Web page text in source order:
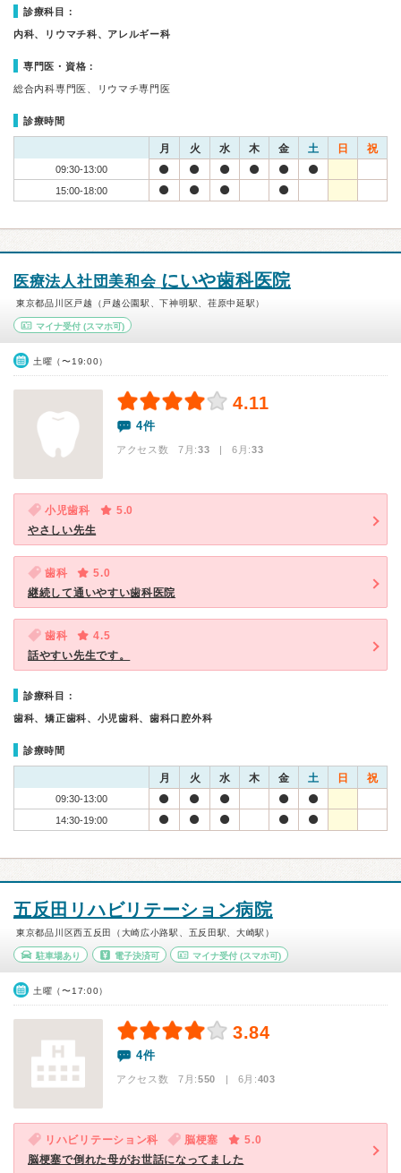
診療科目：
内科、リウマチ科、アレルギー科
専門医・資格：
総合内科専門医、リウマチ専門医
診療時間
月 火 水 木 金 土 日 祝
09:30-13:00
15:00-18:00
医療法人社団美和会 にいや歯科医院
東京都品川区戸越（戸越公園駅、下神明駅、荏原中延駅）
マイナ受付 (スマホ可)
土曜（〜19:00）
4.11
4件
アクセス数 7月:33 | 6月:33
小児歯科
5.0
やさしい先生
歯科
5.0
継続して通いやすい歯科医院
歯科
4.5
話やすい先生です。
診療科目：
歯科、矯正歯科、小児歯科、歯科口腔外科
診療時間
月 火 水 木 金 土 日 祝
09:30-13:00
14:30-19:00
五反田リハビリテーション病院
東京都品川区西五反田（大崎広小路駅、五反田駅、大崎駅）
駐車場あり 電子決済可 マイナ受付 (スマホ可)
土曜（〜17:00）
3.84
4件
アクセス数 7月:550 | 6月:403
リハビリテーション科 脳梗塞
5.0
脳梗塞で倒れた母がお世話になってました